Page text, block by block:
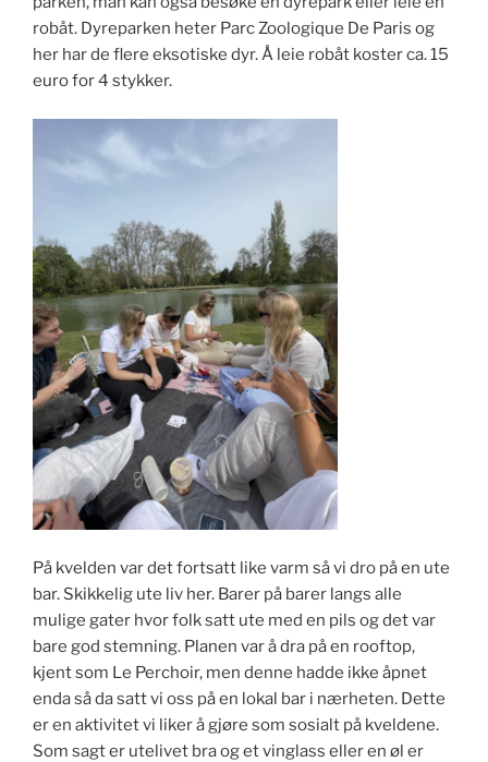
robåt. Dyreparken heter Parc Zoologique De Paris og
her har de flere eksotiske dyr. Å leie robåt koster ca. 15
euro for 4 stykker.
På kvelden var det fortsatt like varm så vi dro på en ute
bar. Skikkelig ute liv her. Barer på barer langs alle
mulige gater hvor folk satt ute med en pils og det var
bare god stemning. Planen var å dra på en rooftop,
kjent som Le Perchoir, men denne hadde ikke åpnet
enda så da satt vi oss på en lokal bar i nærheten. Dette
er en aktivitet vi liker å gjøre som sosialt på kveldene.
Som sagt er utelivet bra og et vinglass eller en øl er